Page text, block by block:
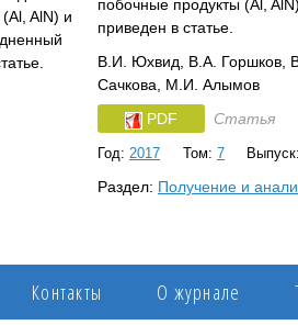
побочные продукты (Al,
приведен в статье.
В.И. Юхвид, В.А. Горшков,
Сачкова, М.И. Алымов
PDF
Статья
Год: 2017 Том: 7
Раздел: Получение и
Контакты О журнале